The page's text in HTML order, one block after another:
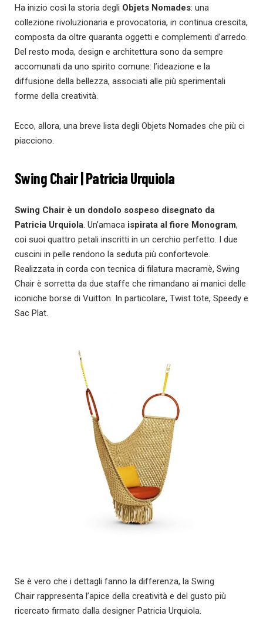
Ha inizio così la storia degli Objets Nomades: una
collezione rivoluzionaria e provocatoria, in continua crescita,
composta da oltre quaranta oggetti e complementi d’arredo.
Del resto moda, design e architettura sono da sempre
accomunati da uno spirito comune: l’ideazione e la
diffusione della bellezza, associati alle più sperimentali
forme della creatività.
Ecco, allora, una breve lista degli Objets Nomades che più ci
piacciono.
Swing Chair | Patricia Urquiola
Swing Chair è un dondolo sospeso disegnato da
Patricia Urquiola. Un’amaca ispirata al fiore Monogram,
coi suoi quattro petali inscritti in un cerchio perfetto. I due
cuscini in pelle rendono la seduta più confortevole.
Realizzata in corda con tecnica di filatura macramè, Swing
Chair è sorretta da due staffe che rimandano ai manici delle
iconiche borse di Vuitton. In particolare, Twist tote, Speedy e
Sac Plat.
Se è vero che i dettagli fanno la differenza, la Swing
Chair rappresenta l’apice della creatività e del gusto più
ricercato firmato dalla designer Patricia Urquiola.